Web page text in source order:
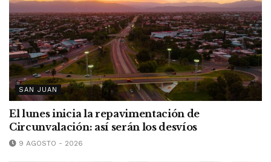
SAN JUAN
El lunes inicia la repavimentación de
Circunvalación: así serán los desvíos
9 AGOSTO - 2026